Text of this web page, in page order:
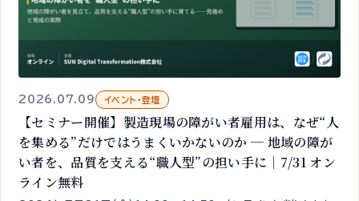
2026.07.09 イベント・登壇
【セミナー開催】製造現場の障がい者雇用は、なぜ“人
を集める”だけではうまくいかないのか ─ 地域の障が
い者を、品質を支える“職人型”の担い手に｜7/31 オン
ライン無料